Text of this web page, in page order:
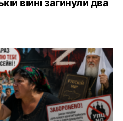
війні загинули два